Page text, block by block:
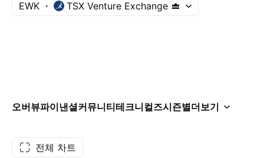
EWK TSX Venture Exchange
오버뷰파이낸셜커뮤니티테크니컬즈시즌별더보기
전체 차트